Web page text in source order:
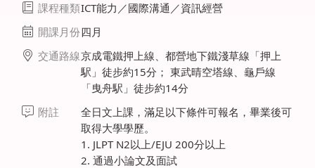
課程種類ICT能力／國際溝通／資訊經營
開課月份四月
交通路線京成電鐵押上線、都營地下鐵淺草線「押上
駅」徒步約15分； 東武晴空塔線、龜戶線
「曳舟駅」徒步約14分
附註
全日文上課，滿足以下條件可報名，畢業後可
取得大學學歷。
1. JLPT N2以上/EJU 200分以上
2. 通過小論文及面試